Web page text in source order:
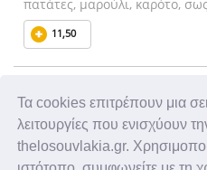
Τα cookies επιτρέπουν μια
λειτουργίες που ενισχύουν
thelosouvlakia.gr.
πατάτες, μαρούλι, καρότο,
11,50
3 τεμάχια, ντομάτα, πατάτες,
καρότο, σως, πίτα